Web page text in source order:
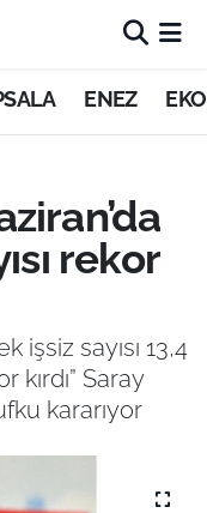
ENEZ
rekor
işsiz sayısı 13,4
kırdı” Saray
kararıyor